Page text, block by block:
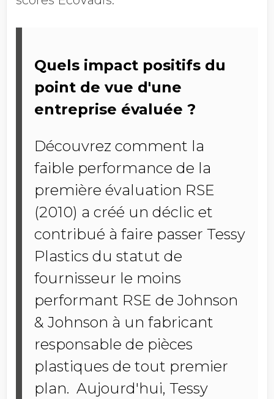
Quels impact positifs du
point de vue d'une
entreprise évaluée ?
Découvrez comment la
faible performance de la
première évaluation RSE
(2010) a créé un déclic et
contribué à faire passer Tessy
Plastics du statut de
fournisseur le moins
performant RSE de Johnson
& Johnson à un fabricant
responsable de pièces
plastiques de tout premier
plan. Aujourd'hui, Tessy